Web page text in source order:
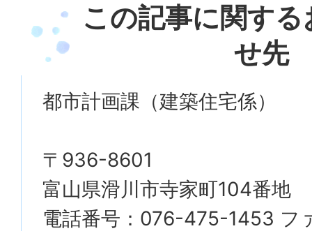
この記事に関す
せ先
都市計画課（建築住宅係）
〒936-8601
富山県滑川市寺家町104番地
電話番号：076-475-1453 フ